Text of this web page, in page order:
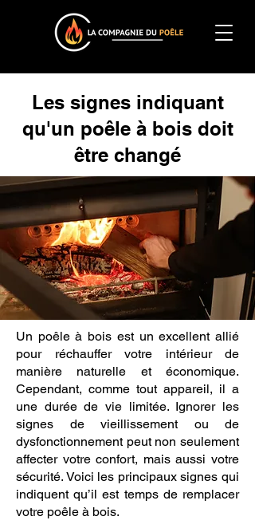
Les signes indiquant
qu'un poêle à bois doit
être changé
Un poêle à bois est un excellent allié
pour réchauffer votre intérieur de
manière naturelle et économique.
Cependant, comme tout appareil, il a
une durée de vie limitée. Ignorer les
signes de vieillissement ou de
dysfonctionnement peut non seulement
affecter votre confort, mais aussi votre
sécurité. Voici les principaux signes qui
indiquent qu’il est temps de remplacer
votre poêle à bois.